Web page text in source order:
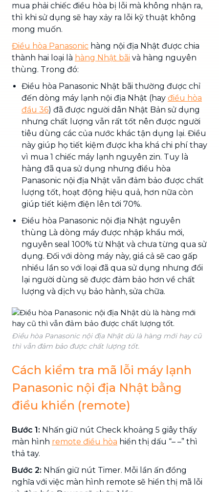
mua phải chiếc điều hòa bị lỗi mà không nhận ra,
thì khi sử dụng sẽ hay xảy ra lỗi kỹ thuật không
mong muốn.
Điều hòa Panasonic hàng nội địa Nhật được chia
thành hai loại là hàng Nhật bãi và hàng nguyên
thùng. Trong đó:
Điều hòa Panasonic Nhật bãi thường được chỉ
đến dòng máy lạnh nội địa Nhật (hay điều hòa
đầu 36) đã được người dân Nhật Bản sử dụng
nhưng chất lượng vẫn rất tốt nên được người
tiêu dùng các của nước khác tận dụng lại. Điều
này giúp họ tiết kiệm được kha khá chi phí thay
vì mua 1 chiếc máy lạnh nguyên zin. Tuy là
hàng đã qua sử dụng nhưng điều hòa
Panasonic nội địa Nhật vẫn đảm bảo được chất
lượng tốt, hoạt động hiệu quả, hơn nữa còn
giúp tiết kiệm điện lên tới 70%.
Điều hòa Panasonic nội địa Nhật nguyên
thùng Là dòng máy được nhập khẩu mới,
nguyên seal 100% từ Nhật và chưa từng qua sử
dụng. Đối với dòng máy này, giá cả sẽ cao gấp
nhiều lần so với loại đã qua sử dụng nhưng đổi
lại người dùng sẽ được đảm bảo hơn về chất
lượng và dịch vụ bảo hành, sửa chữa.
Điều hòa Panasonic nội địa Nhật dù là hàng mới hay cũ
thì vẫn đảm bảo được chất lượng tốt.
Cách kiểm tra mã lỗi máy lạnh
Panasonic nội địa Nhật bằng
điều khiển (remote)
Bước 1: Nhấn giữ nút Check khoảng 5 giây thấy
màn hình remote điều hòa hiển thị dấu “– –” thì
thả tay.
Bước 2: Nhấn giữ nút Timer. Mỗi lần ấn đồng
nghĩa với việc màn hình remote sẽ hiển thị mã lỗi